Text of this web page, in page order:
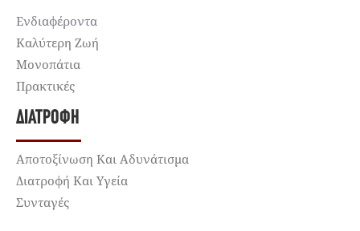
Ενδιαφέροντα
Καλύτερη Ζωή
Μονοπάτια
Πρακτικές
ΔΙΑΤΡΟΦΉ
Αποτοξίνωση Και Αδυνάτισμα
Διατροφή Και Υγεία
Συνταγές